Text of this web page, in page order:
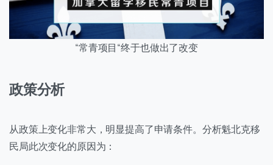
“常青项目“终于也做出了改变
政策分析
从政策上变化非常大，明显提高了申请条件。分析魁北克移
民局此次变化的原因为：